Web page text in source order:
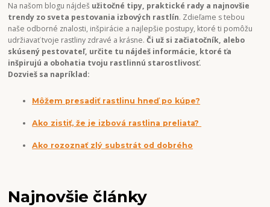
Na našom blogu nájdeš užitočné tipy, praktické rady a najnovšie
trendy zo sveta pestovania izbových rastlín. Zdieľame s tebou
naše odborné znalosti, inšpirácie a najlepšie postupy, ktoré ti pomôžu
udržiavať tvoje rastliny zdravé a krásne.Či už si začiatočník, alebo
skúsený pestovateľ, určite tu nájdeš informácie, ktoré ťa
inšpirujú a obohatia tvoju rastlinnú starostlivosť.
Dozvieš sa napríklad:
Môžem presadiť rastlinu hneď po kúpe?
Ako zistiť, že je izbová rastlina preliata?
Ako rozoznať zlý substrát od dobrého
Najnovšie články